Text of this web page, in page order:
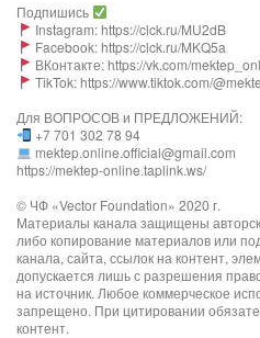
Подпишись
Instagram: https://clck.ru/MU2dB
Facebook: https://clck.ru/MKQ5a
ВКонтакте: https://vk.com/
TikTok: https://www.tiktok.com/
Для ВОПРОСОВ и ПРЕДЛОЖЕНИЙ:
+7 701 302 78 94
mektep.online.official@gmail.com
https://mektep-online.taplink.ws/
© ЧФ «Vector Foundation» 2020 г.
Материалы канала защищены
либо копирование материалов или
канала, сайта, ссылок на контент,
допускается лишь с разрешения
на источник. Любое коммерческое
запрещено. При цитировании
контент.